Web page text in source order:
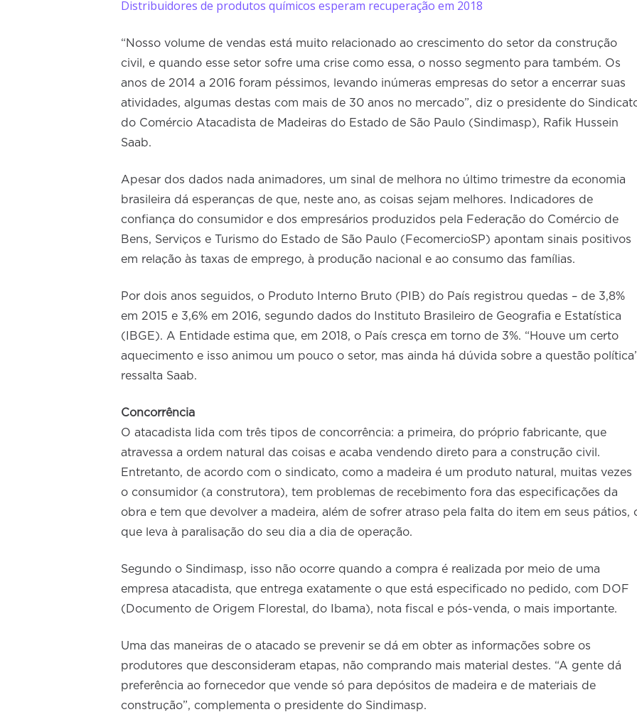
Distribuidores de produtos químicos esperam recuperação em 2018
“Nosso volume de vendas está muito relacionado ao crescimento do setor da construção
civil, e quando esse setor sofre uma crise como essa, o nosso segmento para também. Os
anos de 2014 a 2016 foram péssimos, levando inúmeras empresas do setor a encerrar suas
atividades, algumas destas com mais de 30 anos no mercado”, diz o presidente do
do Comércio Atacadista de Madeiras do Estado de São Paulo (Sindimasp), Rafik Hussein
Saab.
Apesar dos dados nada animadores, um sinal de melhora no último trimestre da economia
brasileira dá esperanças de que, neste ano, as coisas sejam melhores. Indicadores de
confiança do consumidor e dos empresários produzidos pela Federação do Comércio de
Bens, Serviços e Turismo do Estado de São Paulo (FecomercioSP) apontam sinais positivos
em relação às taxas de emprego, à produção nacional e ao consumo das famílias.
Por dois anos seguidos, o Produto Interno Bruto (PIB) do País registrou quedas – de 3,8%
em 2015 e 3,6% em 2016, segundo dados do Instituto Brasileiro de Geografia e Estatística
(IBGE). A Entidade estima que, em 2018, o País cresça em torno de 3%. “Houve um certo
aquecimento e isso animou um pouco o setor, mas ainda há dúvida sobre a questão
ressalta Saab.
Concorrência
O atacadista lida com três tipos de concorrência: a primeira, do próprio fabricante, que
atravessa a ordem natural das coisas e acaba vendendo direto para a construção civil.
Entretanto, de acordo com o sindicato, como a madeira é um produto natural, muitas vezes
o consumidor (a construtora), tem problemas de recebimento fora das especificações da
obra e tem que devolver a madeira, além de sofrer atraso pela falta do item em seus pátios,
que leva à paralisação do seu dia a dia de operação.
Segundo o Sindimasp, isso não ocorre quando a compra é realizada por meio de uma
empresa atacadista, que entrega exatamente o que está especificado no pedido, com DOF
(Documento de Origem Florestal, do Ibama), nota fiscal e pós-venda, o mais importante.
Uma das maneiras de o atacado se prevenir se dá em obter as informações sobre os
produtores que desconsideram etapas, não comprando mais material destes. “A gente dá
preferência ao fornecedor que vende só para depósitos de madeira e de materiais de
construção”, complementa o presidente do Sindimasp.